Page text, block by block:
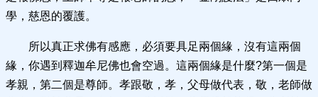
學，慈恩的覆護。
所以真正求佛有感應，必須要具足兩個緣，沒有這兩個
緣，你遇到釋迦牟尼佛也會空過。這兩個緣是什麼?第一個是
孝親，第二個是尊師。孝跟敬，孝，父母做代表，敬，老師做